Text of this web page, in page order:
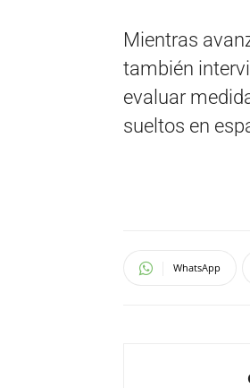
Mientras
también
evaluar
sueltos en
WhatsApp